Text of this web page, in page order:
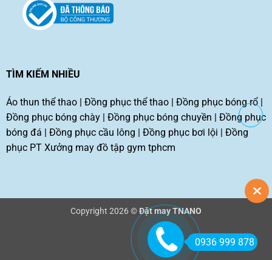
TÌM KIẾM NHIỀU
Áo thun thể thao| Đồng phục thể thao| Đồng phục bóng rổ|
Đồng phục bóng chày| Đồng phục bóng chuyền
Đồng phục
bóng đá
Đồng phục cầu lông Đồng phục bơi lội
Đồng
phục PT Xưởng may đồ tập gym tphcm
Copyright 2026 ©Đặt may TNANO
0936 999 878